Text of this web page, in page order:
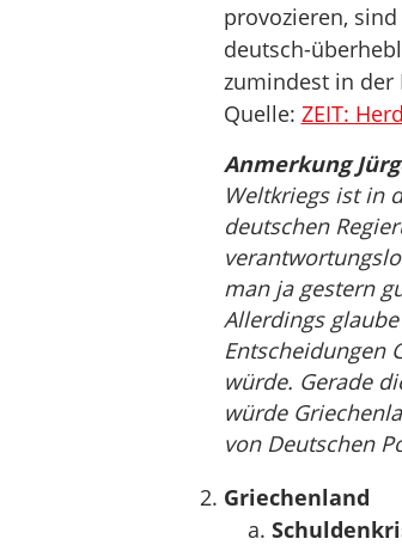
provozieren,
deutsch-
zumindest in der
Quelle: ZEIT:
Anmerkung
Weltkriegs ist in
deutschen
man ja gestern
Allerdings
Entscheidungen
würde. Gerade
würde
von Deutschen
Griechenland